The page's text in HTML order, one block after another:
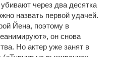
через два десятка
назвать первой удачей.
Йена, поэтому в
он снова
Но актер уже занят в